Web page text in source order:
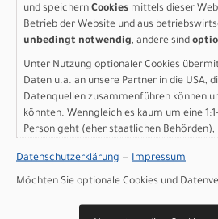
Silver Metallic
Nicht im Laden verfügbar - Jetzt
Art.Nr. 71427-0252
Farbe: Cayenne Metallic/Red Tint/
Grösse: 52
Grossartikel)
5.799,00 EUR
und speichern Cookies mittels dieser
Betrieb der Website und aus
unbedingt notwendig, andere sind
Unter Nutzung optionaler Cookies
Daten u.a. an unsere Partner in die USA,
Datenquellen zusammenführen können
könnten. Wenngleich es kaum um eine
Person geht (eher staatlichen Behörden),
sind wie bei uns in der Europäischen Union.
Datenschutzerklärung — Impressum
Möchten Sie optionale Cookies und